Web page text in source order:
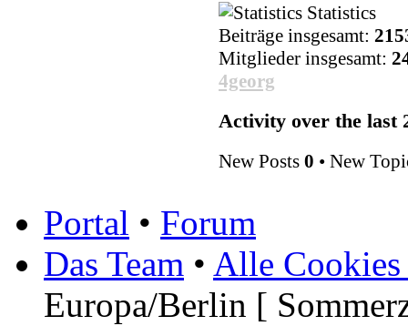
Statistics
Beiträge insgesamt:
Mitglieder insgesamt:
4georg
Activity over the last
New Posts 0 • New
Portal • Forum
Das Team • Alle Cookies
Europa/Berlin [